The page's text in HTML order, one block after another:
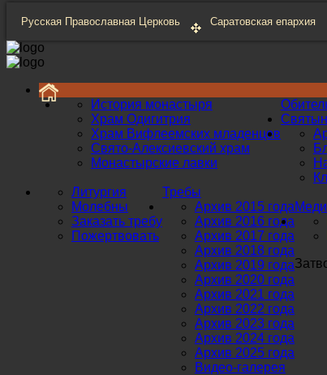
Русская Православная Церковь Саратовская епархия
История монастыря
Храм Одигитрия
Храм Вифлеемских младенцев
Свято-Алексиевский храм
Монастырские лавки
Требы
Литургия
Молебны
Заказать требу
Пожертвовать
Архив 2015 года
Архив 2016 года
Архив 2017 года
Архив 2018 года
Архив 2019 года
Архив 2020 года
Архив 2021 года
Архив 2022 года
Архив 2023 года
Архив 2024 года
Архив 2025 года
Видео-галерея